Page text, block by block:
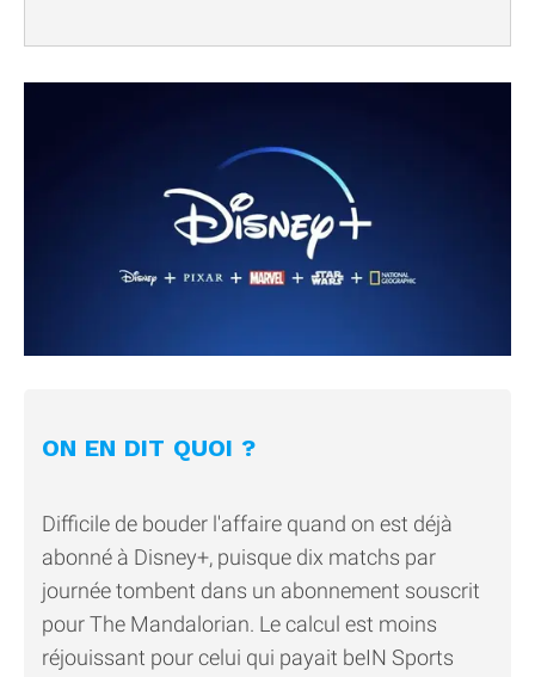
ON EN DIT QUOI ?
Difficile de bouder l'affaire quand on est déjà
abonné à Disney+, puisque dix matchs par
journée tombent dans un abonnement souscrit
pour The Mandalorian. Le calcul est moins
réjouissant pour celui qui payait beIN Sports